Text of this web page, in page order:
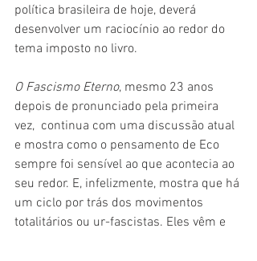
política brasileira de hoje, deverá
desenvolver um raciocínio ao redor do
tema imposto no livro.
O Fascismo Eterno, mesmo 23 anos
depois de pronunciado pela primeira
vez,  continua com uma discussão atual
e mostra como o pensamento de Eco
sempre foi sensível ao que acontecia ao
seu redor. E, infelizmente, mostra que há
um ciclo por trás dos movimentos
totalitários ou ur-fascistas. Eles vêm e